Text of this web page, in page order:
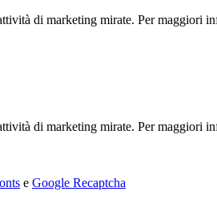
di marketing mirate. Per maggiori
di marketing mirate. Per maggiori
e Google Recaptcha